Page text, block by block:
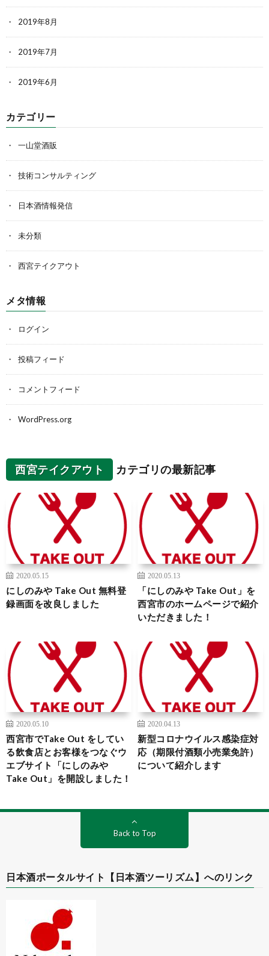
2019年8月
2019年7月
2019年6月
カテゴリー
一山堂酒販
技術コンサルティング
日本酒情報発信
未分類
西宮テイクアウト
メタ情報
ログイン
投稿フィード
コメントフィード
WordPress.org
西宮テイクアウト カテゴリの最新記事
2020.05.15
にしのみや Take Out 無料登
録画面を改良しました
2020.05.13
「にしのみや Take Out」を
西宮市のホームページで紹介
いただきました！
2020.05.10
西宮市でTake Out をしてい
る飲食店とお客様をつなぐウ
エブサイト「にしのみや
Take Out」を開設しました！
2020.04.13
新型コロナウイルス感染症対
応（期限付酒類小売業免許）
について紹介します
Back to Top
日本酒ポータルサイト【日本酒ツーリズム】へのリンク